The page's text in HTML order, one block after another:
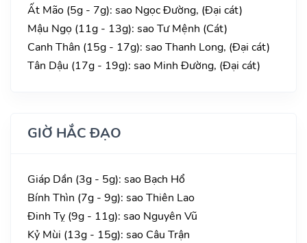
Ất Mão (5g - 7g): sao Ngọc Đường, (Đại cát)
Mậu Ngọ (11g - 13g): sao Tư Mệnh (Cát)
Canh Thân (15g - 17g): sao Thanh Long, (Đại cát)
Tân Dậu (17g - 19g): sao Minh Đường, (Đại cát)
GIỜ HẮC ĐẠO
Giáp Dần (3g - 5g): sao Bạch Hổ
Bính Thìn (7g - 9g): sao Thiên Lao
Đinh Tỵ (9g - 11g): sao Nguyên Vũ
Kỷ Mùi (13g - 15g): sao Câu Trận